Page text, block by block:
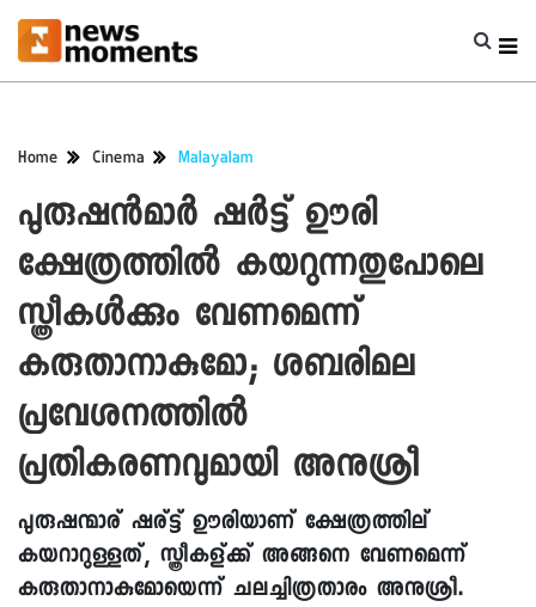
Home Cinema Malayalam
പുരുഷന്‍മാര്‍ ഷര്‍ട്ട് ഊരി
ക്ഷേത്രത്തില്‍ കയറുന്നതുപോലെ
സ്ത്രീകള്‍ക്കും വേണമെന്ന്
കരുതാനാകുമോ; ശബരിമല
പ്രവേശനത്തില്‍
പ്രതികരണവുമായി അനുശ്രീ
പുരുഷന്മാര് ഷര്ട്ട് ഊരിയാണ് ക്ഷേത്രത്തില്
കയറാറുള്ളത്, സ്ത്രീകള്ക്ക് അങ്ങനെ വേണമെന്ന്
കരുതാനാകുമോയെന്ന് ചലച്ചിത്രതാരം അനുശ്രീ.